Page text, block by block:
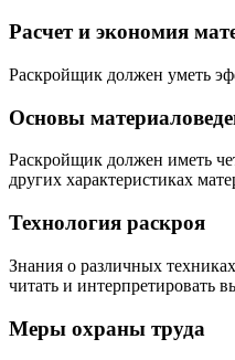
Расчет и экономия
Раскройщик должен уметь
Основы
Раскройщик должен иметь
других характеристиках
Технология раскроя
Знания о различных
читать и интерпретировать
Меры охраны труда